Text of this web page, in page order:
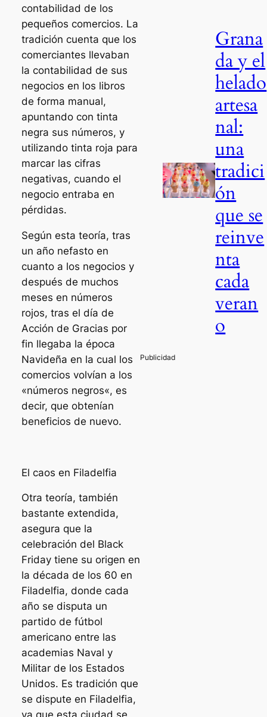
contabilidad de los
pequeños comercios. La
tradición cuenta que los
comerciantes llevaban
la contabilidad de sus
negocios en los libros
de forma manual,
apuntando con tinta
negra sus números, y
utilizando tinta roja para
marcar las cifras
negativas, cuando el
negocio entraba en
pérdidas.
Según esta teoría, tras
un año nefasto en
cuanto a los negocios y
después de muchos
meses en números
rojos, tras el día de
Acción de Gracias por
fin llegaba la época
Navideña en la cual los
comercios volvían a los
«números negros«, es
decir, que obtenían
beneficios de nuevo.
El caos en Filadelfia
Otra teoría, también
bastante extendida,
asegura que la
celebración del Black
Friday tiene su origen en
la década de los 60 en
Filadelfia, donde cada
año se disputa un
partido de fútbol
americano entre las
academias Naval y
Militar de los Estados
Unidos. Es tradición que
se dispute en Filadelfia,
Grana
da y el
helado
artesa
nal:
una
tradici
ón
que se
reinve
nta
cada
veran
o